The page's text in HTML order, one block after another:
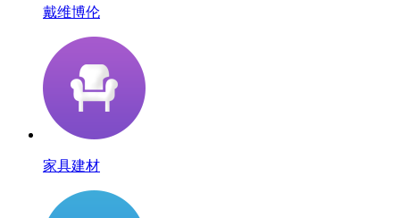
戴维博伦
家具建材